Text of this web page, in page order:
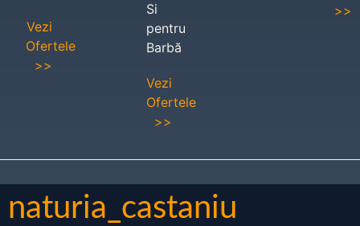
Vezi
Ofertele
>>
Si
pentru
Barbă
Vezi
Ofertele
>>
>>
naturia_castaniu